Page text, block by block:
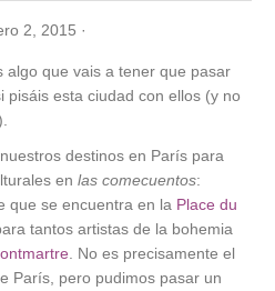
2, 2015 ·
algo que vais a tener que pasar
pisáis esta ciudad con ellos (y no
destinos en París para
enlas comecuentos:
que se encuentra en la Place du
tantos artistas de la bohemia
. No es precisamente el
París, pero pudimos pasar un